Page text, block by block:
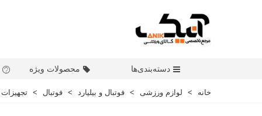
دسته‌بندی‌ها محصولات ویژه
خانه > لوازم ورزشی > فوتبال و بیلیارد > فوتبال >